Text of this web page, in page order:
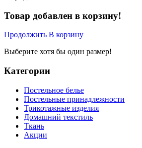
Товар добавлен в корзину!
Продолжить В корзину
Выберите хотя бы один размер!
Категории
Постельное белье
Постельные принадлежности
Трикотажные изделия
Домашний текстиль
Ткань
Акции